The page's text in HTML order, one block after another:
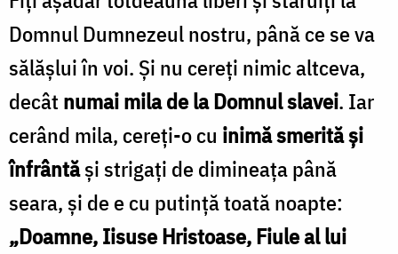
Domnul Dumnezeul nostru, până ce se va
sălășlui în voi. Și nu cereți nimic altceva,
decât numai mila de la Domnul slavei. Iar
cerând mila, cereți-o cu inimă smerită și
înfrântăși strigați de dimineața până
seara, și de e cu putință toată noapte:
„Doamne, Iisuse Hristoase, Fiule al lui